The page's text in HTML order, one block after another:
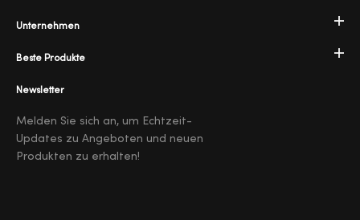
Unternehmen
Beste Produkte
Newsletter
Melden Sie sich an, um Echtzeit-
Updates zu Angeboten und neuen
Produkten zu erhalten!